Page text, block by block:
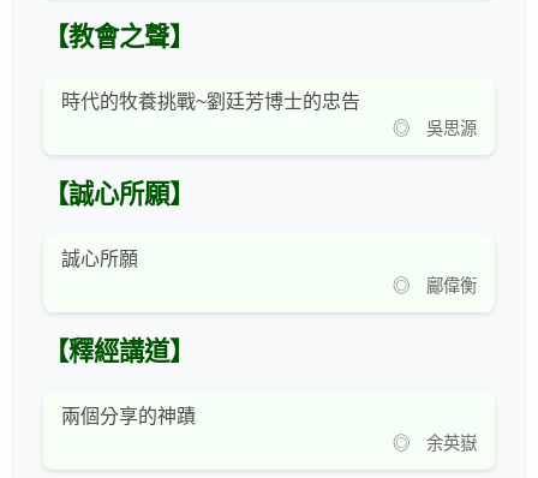
【教會之聲】
時代的牧養挑戰~劉廷芳博士的忠告
◎ 吳思源
【誠心所願】
誠心所願
◎ 鄺偉衡
【釋經講道】
兩個分享的神蹟
◎ 余英嶽